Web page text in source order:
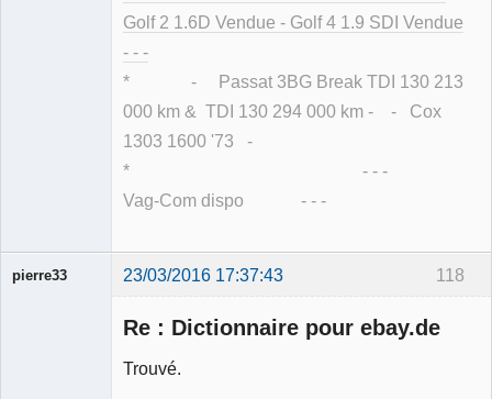
Golf 2 1.6D Vendue - Golf 4 1.9 SDI Vendue
- - -
* - Passat 3BG Break TDI 130 213
000 km & TDI 130 294 000 km - - Cox
1303 1600 '73 -
* - - -
Vag-Com dispo - - -
118
pierre33 23/03/2016 17:37:43
Re : Dictionnaire pour ebay.de
Trouvé.